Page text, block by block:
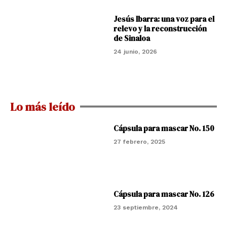
Jesús Ibarra: una voz para el
relevo y la reconstrucción
de Sinaloa
24 junio, 2026
Lo más leído
Cápsula para mascar No. 150
27 febrero, 2025
Cápsula para mascar No. 126
23 septiembre, 2024